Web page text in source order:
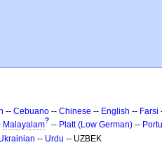
-- Cebuano -- Chinese -- English -- Farsi
Malayalam? -- Platt (Low German) --
-- Urdu -- UZBEK